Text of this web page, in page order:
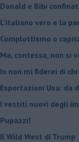
Donald e Bibi
L’italiano vero e la
​Complottismo o
​Ma, contessa, non si
​Io non mi fiderei di
Esportazioni Usa: da
​I vestiti nuovi degli
​Pupazzi!
​Il Wild West di Trump